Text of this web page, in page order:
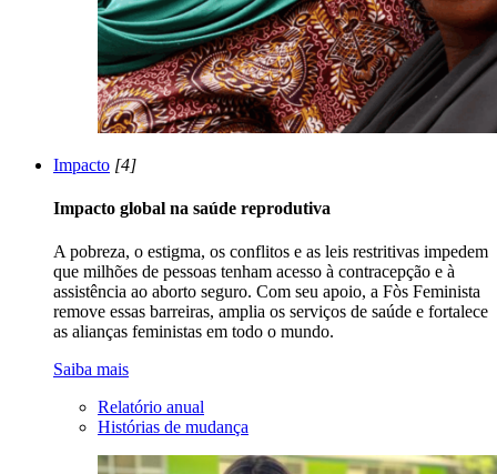
Impacto [4]
Impacto global na saúde reprodutiva
A pobreza, o estigma, os conflitos e as leis restritivas impedem
que milhões de pessoas tenham acesso à contracepção e à
assistência ao aborto seguro. Com seu apoio, a Fòs Feminista
remove essas barreiras, amplia os serviços de saúde e fortalece
as alianças feministas em todo o mundo.
Saiba mais
Relatório anual
Histórias de mudança